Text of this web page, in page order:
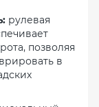
рулевая
позволяя
в